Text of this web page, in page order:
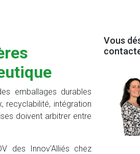
emballages durables
recyclabilité, intégration
doivent arbitrer entre
des Innov’Alliés chez
Vous